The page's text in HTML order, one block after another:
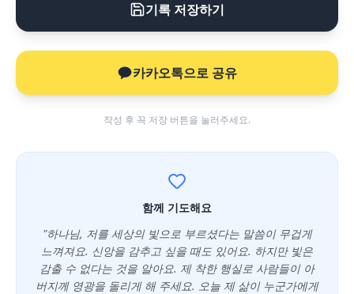
기록 저장하기
카카오톡으로 공유
작성 후 꼭 저장 버튼을 눌러주세요.
함께 기도해요
"하나님, 저를 세상의 빛으로 부르셨다는 말씀이 무겁게
느껴져요. 신앙을 감추고 싶을 때도 있어요. 하지만 빛은
감출 수 없다는 것을 알아요. 제 착한 행실로 사람들이 아
버지께 영광을 돌리게 해 주세요. 오늘 제 삶이 누군가에게